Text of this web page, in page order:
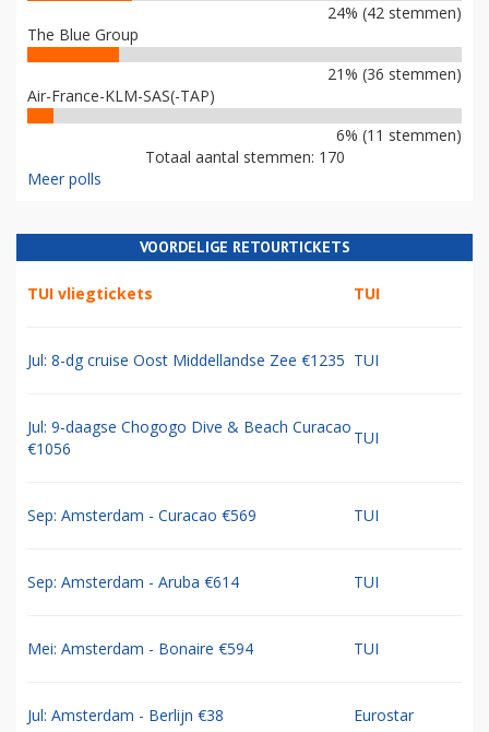
24% (42 stemmen)
The Blue Group
21% (36 stemmen)
Air-France-KLM-SAS(-TAP)
6% (11 stemmen)
Totaal aantal stemmen: 170
Meer polls
VOORDELIGE RETOURTICKETS
TUI vliegtickets TUI
Jul: 8-dg cruise Oost Middellandse Zee €1235 TUI
Jul: 9-daagse Chogogo Dive & Beach Curacao
€1056
TUI
Sep: Amsterdam - Curacao €569 TUI
Sep: Amsterdam - Aruba €614 TUI
Mei: Amsterdam - Bonaire €594 TUI
Jul: Amsterdam - Berlijn €38 Eurostar